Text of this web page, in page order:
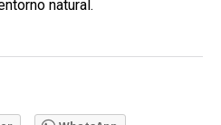
natural.